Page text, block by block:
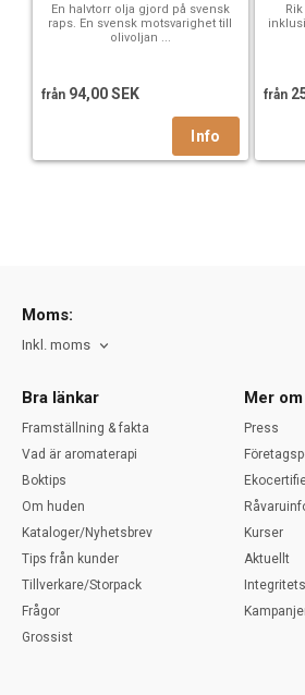
En halvtorr olja gjord på svensk
raps. En svensk motsvarighet till
olivoljan ...
från 94,00 SEK från
Moms:
Inkl. moms
Bra länkar
Framställning & fakta
Vad är aromaterapi
Boktips
Om huden
Kataloger/Nyhetsbrev
Tips från kunder
Tillverkare/Storpack
Frågor
Grossist
Mer
Press
Kurser
Aktuellt